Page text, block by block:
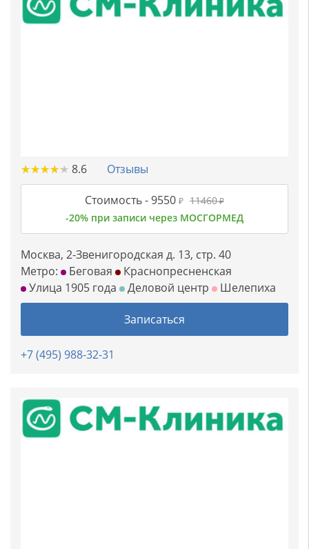
★★★★★
★★★★★ 8.6 Отзывы
Стоимость -9550 ₽ 11460₽
-20% при записи через МОСГОРМЕД
Москва, 2-Звенигородская д. 13, стр. 40
Метро:
Беговая
Краснопресненская
Улица 1905 года
Деловой центр Шелепиха
Записаться
+7 (495) 988-32-31